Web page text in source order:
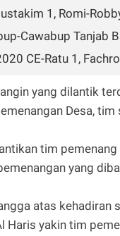
1, Romi-
Cawabup Tanjab
CE-Ratu 1,
yang dilantik
Desa,
tim
yang
atas
Haris yakin tim